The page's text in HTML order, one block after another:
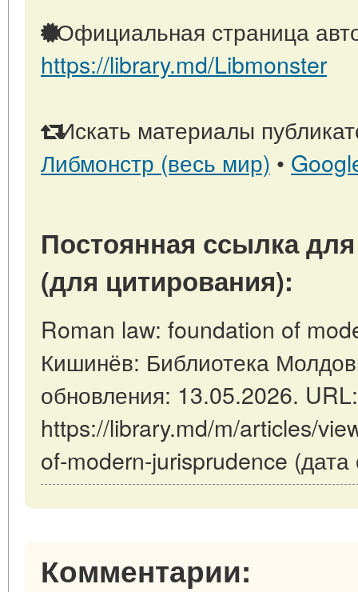
Официальная страница
https://library.md/Libmonster
Искать материалы
Либмонстр (весь мир) •
Постоянная ссылка
(для цитирования):
Roman law: foundation of
Кишинёв: Библиотека
обновления: 13.05.2026. URL:
https://library.md/m/articles/
of-modern-jurisprudence
Комментарии: